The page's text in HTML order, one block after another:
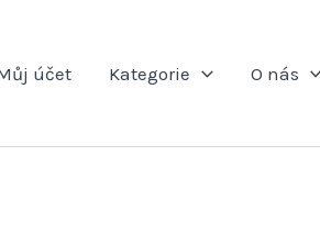
účet Kategorie O nás